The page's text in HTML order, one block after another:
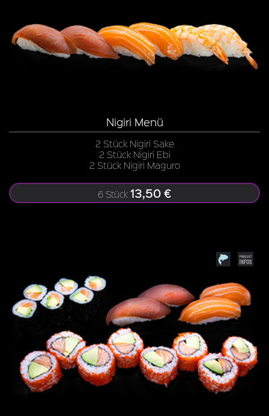
Nigiri Menü
2 Stück Nigiri Sake
2 Stück Nigiri Ebi
2 Stück Nigiri Maguro
6 Stück 13,50 €